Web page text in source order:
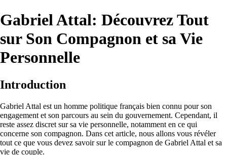
Gabriel Attal: Découvrez Tout
sur Son Compagnon et sa Vie
Personnelle
Introduction
Gabriel Attal est un homme politique français bien connu pour son
engagement et son parcours au sein du gouvernement. Cependant, il
reste assez discret sur sa vie personnelle, notamment en ce qui
concerne son compagnon. Dans cet article, nous allons vous révéler
tout ce que vous devez savoir sur le compagnon de Gabriel Attal et sa
vie de couple.